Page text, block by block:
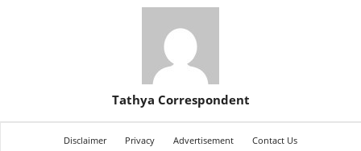
Tathya Correspondent
Disclaimer Privacy Advertisement Contact Us